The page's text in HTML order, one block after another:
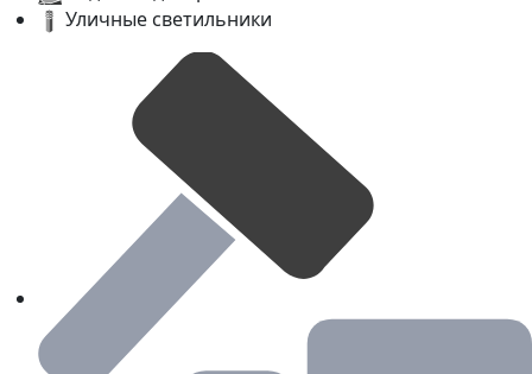
Уличные светильники